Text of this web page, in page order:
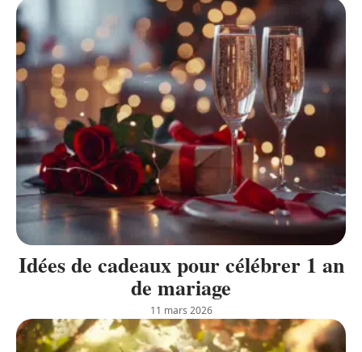
Idées de cadeaux pour célébrer 1 an
de mariage
11 mars 2026